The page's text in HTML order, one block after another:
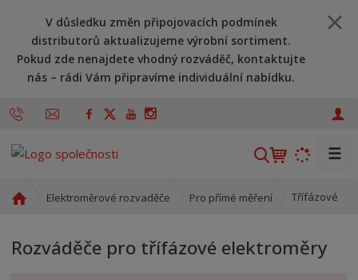
V důsledku změn připojovacích podmínek
distributorů aktualizujeme výrobní sortiment.
Pokud zde nenajdete vhodný rozváděč, kontaktujte
nás – rádi Vám připravíme individuální nabídku.
V
h
d
☰
d
Elektroměrové rozvaděče Pro přímé měření Třífázové
Rozváděče pro třífázové elektroměry